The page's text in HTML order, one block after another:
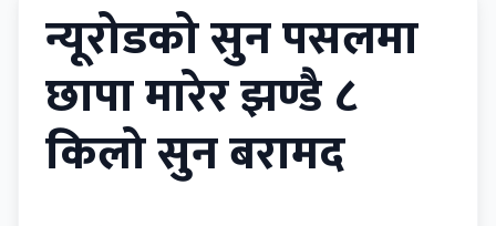
न्यूरोडको सुन पसलमा
छापा मारेर झण्डै ८
किलो सुन बरामद